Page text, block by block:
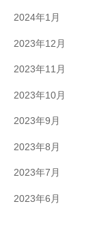
2024年1月
2023年12月
2023年11月
2023年10月
2023年9月
2023年8月
2023年7月
2023年6月